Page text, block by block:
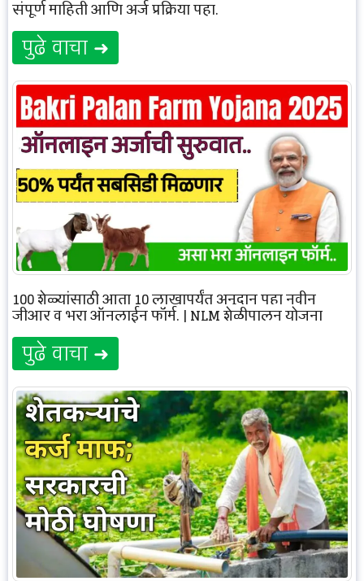
संपूर्ण माहिती आणि अर्ज प्रक्रिया पहा.
पुढे वाचा ➜
100 शेळ्यांसाठी आता 10 लाखापर्यंत अनुदान पहा नवीन
जीआर व भरा ऑनलाईन फॉर्म. | NLM शेळीपालन योजना
पुढे वाचा ➜